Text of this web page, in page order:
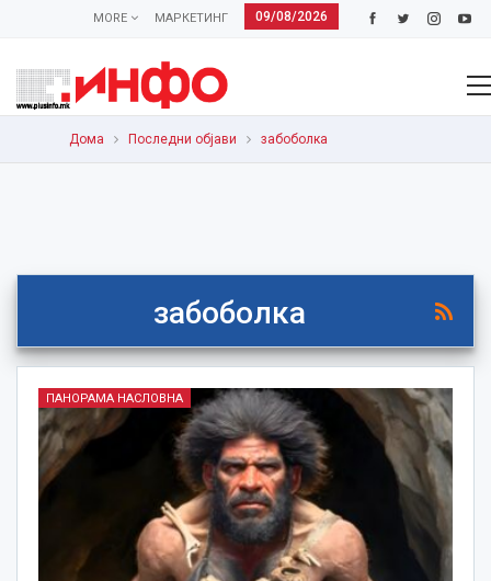
09/08/2026
МАРКЕТИНГ
MORE
Дома Последни објави забоболка
забоболка
ПАНОРАМА НАСЛОВНА